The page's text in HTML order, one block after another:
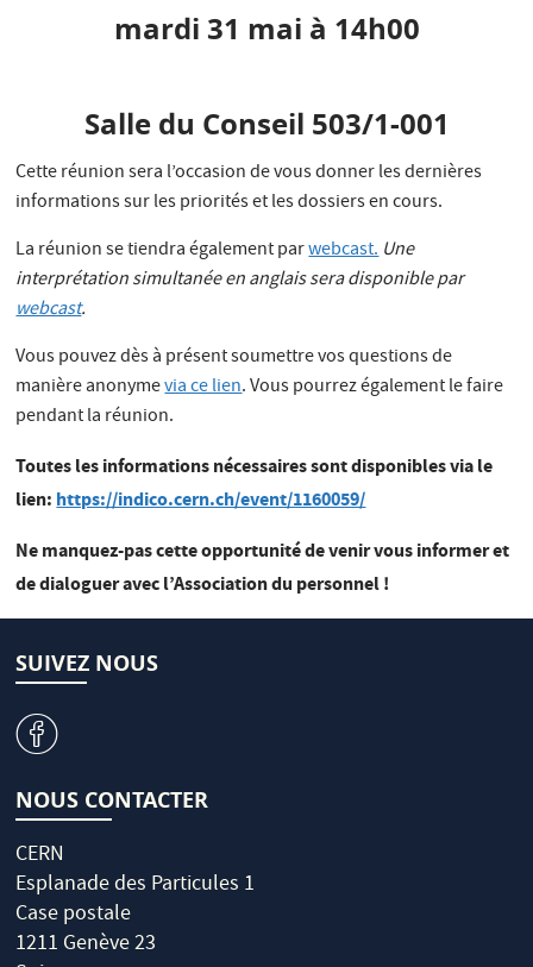
mardi 31 mai à 14h00
Salle du Conseil 503/1-001
Cette réunion sera l’occasion de vous donner les dernières
informations sur les priorités et les dossiers en cours.
La réunion se tiendra également parwebcast.Une
interprétation simultanée en anglais sera disponible par
webcast.
Vous pouvez dès à présent soumettre vos questions de
manière anonymevia ce lien. Vous pourrez également le faire
pendant la réunion.
Toutes les informations nécessaires sont disponibles via le
lien: https://indico.cern.ch/event/1160059/
Ne manquez-pas cette opportunité de venir vous informer et
de dialoguer avec l’Association du personnel !
SUIVEZ NOUS
v
NOUS CONTACTER
CERN
Esplanade des Particules 1
Case postale
1211 Genève 23